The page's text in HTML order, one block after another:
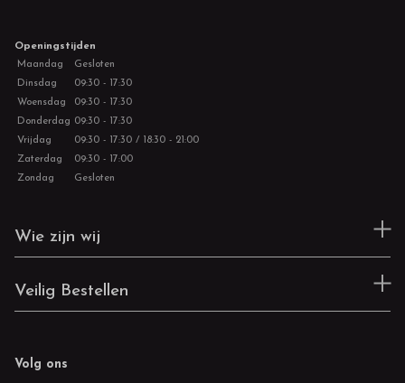
Openingstijden
Maandag
Gesloten
Dinsdag
09:30 - 17:30
Woensdag
09:30 - 17:30
Donderdag 09:30 - 17:30
Vrijdag
09:30 - 17:30 / 18:30 - 21:00
Zaterdag
09:30 - 17:00
Zondag
Gesloten
Wie zijn wij
Veilig Bestellen
Volg ons